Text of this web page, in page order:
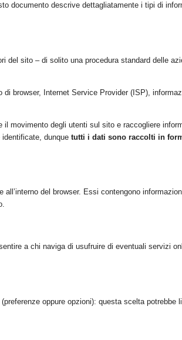
documento descrive dettagliatamente i tipi di
sito – di solito una procedura standard delle
browser, Internet Service Provider (ISP),
movimento degli utenti sul sito e raccogliere
dunque tutti i dati sono raccolti in
del browser. Essi contengono
a chi naviga di usufruire di eventuali servizi
oppure opzioni): questa scelta potrebbe